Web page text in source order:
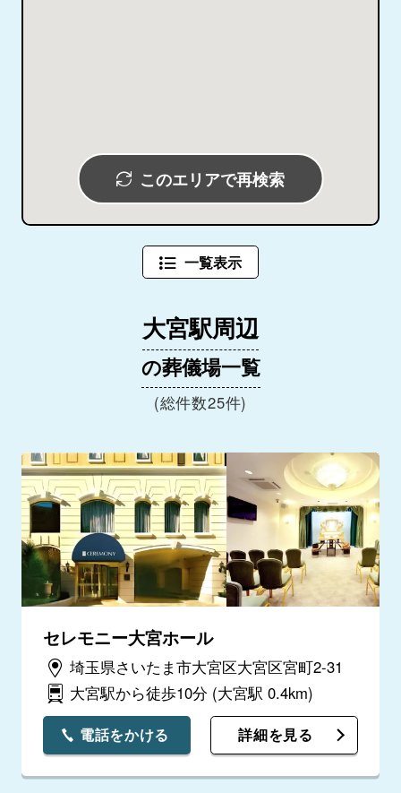
このエリアで再検索
一覧表示
大宮駅周辺
の葬儀場一覧
(総件数25件)
セレモニー大宮ホール
埼玉県さいたま市大宮区大宮区宮町2-31
大宮駅から徒歩10分 (大宮駅 0.4km)
電話をかける 詳細を見る